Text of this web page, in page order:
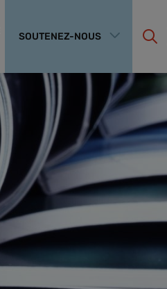
SOUTENEZ-NOUS